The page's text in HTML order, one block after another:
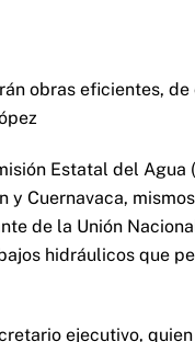
obras eficientes,
Estatal del Agua
y Cuernavaca,
de la Unión
hidráulicos que
ejecutivo,